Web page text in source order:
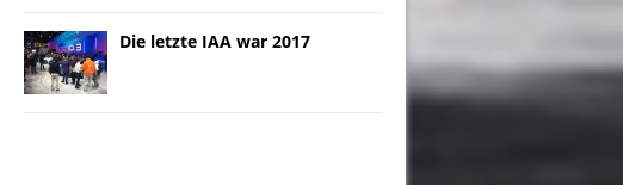
Die letzte IAA war 2017